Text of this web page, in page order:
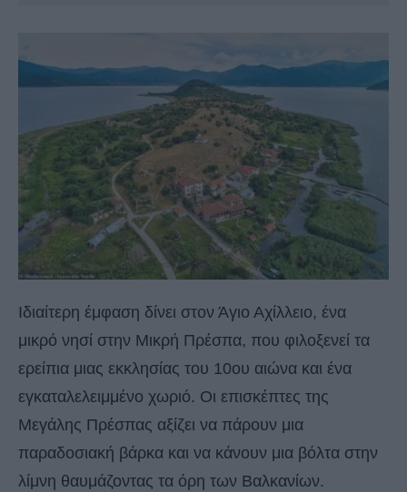
Ιδιαίτερη έμφαση δίνει στον Άγιο Αχίλλειο, ένα
μικρό νησί στην Μικρή Πρέσπα, που φιλοξενεί τα
ερείπια μιας εκκλησίας του 10ου αιώνα και ένα
εγκαταλελειμμένο χωριό. Οι επισκέπτες της
Μεγάλης Πρέσπας αξίζει να πάρουν μια
παραδοσιακή βάρκα και να κάνουν μια βόλτα στην
λίμνη θαυμάζοντας τα όρη των Βαλκανίων.